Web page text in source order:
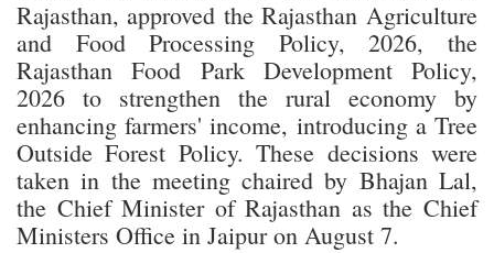
Rajasthan, approved the Rajasthan Agriculture
and Food Processing Policy, 2026, the
Rajasthan Food Park Development Policy,
2026 to strengthen the rural economy by
enhancing farmers' income, introducing a Tree
Outside Forest Policy. These decisions were
taken in the meeting chaired by Bhajan Lal,
the Chief Minister of Rajasthan as the Chief
Ministers Office in Jaipur on August 7.